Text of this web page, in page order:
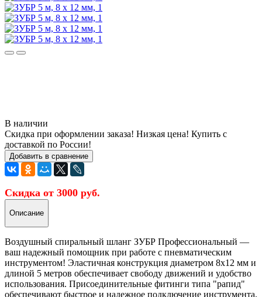
В наличии
Скидка при оформлении заказа! Низкая цена! Купить с
доставкой по России!
Добавить в сравнение
Скидка от 3000 руб.
Описание
Воздушный спиральный шланг ЗУБР Профессиональный —
ваш надежный помощник при работе с пневматическим
инструментом! Эластичная конструкция диаметром 8х12 мм и
длиной 5 метров обеспечивает свободу движений и удобство
использования. Присоединительные фитинги типа "рапид"
обеспечивают быстрое и надежное подключение инструмента.